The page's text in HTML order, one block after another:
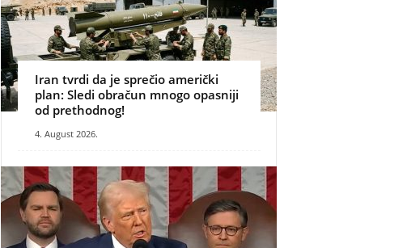
Iran tvrdi da je sprečio američki
plan: Sledi obračun mnogo opasniji
od prethodnog!
4. August 2026.